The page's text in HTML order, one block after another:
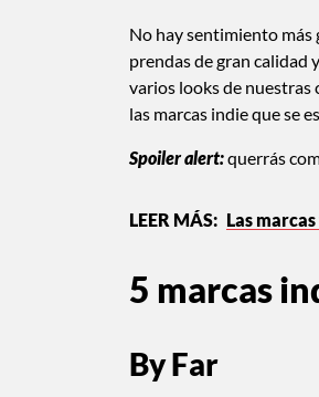
No hay sentimiento más
prendas de gran calidad
varios looks de
las marcas indie que se
Spoiler alert:querrás
Las
5 marcas
By Far